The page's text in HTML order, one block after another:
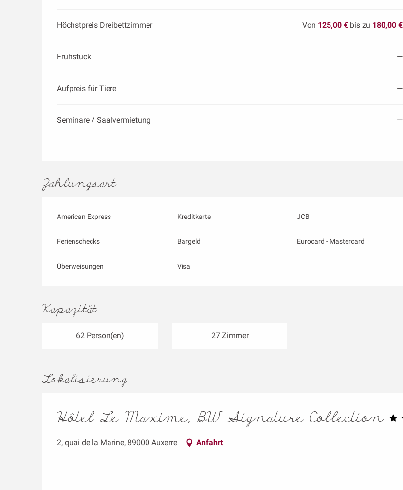
Höchstpreis Dreibettzimmer Von 125,00 € bis zu 180,00 €
Frühstück —
Aufpreis für Tiere —
Seminare / Saalvermietung —
Zahlungsart
American Express Kreditkarte JCB
Ferienschecks Bargeld Eurocard - Mastercard
Überweisungen Visa
Kapazität
62 Person(en) 27 Zimmer
Lokalisierung
Hôtel Le Maxime, BW Signature Collection
2, quai de la Marine, 89000 Auxerre Anfahrt